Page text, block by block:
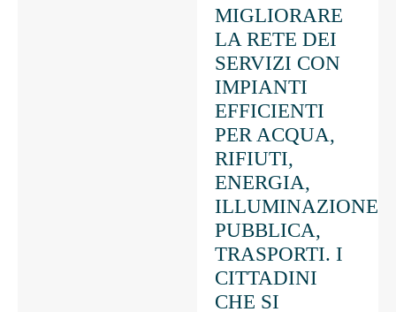
MIGLIORARE
LA RETE DEI
SERVIZI CON
IMPIANTI
EFFICIENTI
PER ACQUA,
RIFIUTI,
ENERGIA,
ILLUMINAZIONE
PUBBLICA,
TRASPORTI. I
CITTADINI
CHE SI